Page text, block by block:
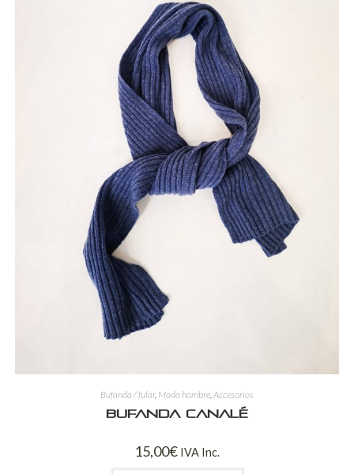
Bufanda / fular, Moda hombre Accesorios
Bufanda canalé
15,00€ IVA Inc.